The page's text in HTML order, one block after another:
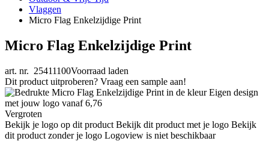
Vlaggen
Micro Flag Enkelzijdige Print
Micro Flag Enkelzijdige Print
art. nr. 25411100Voorraad laden
Dit product uitproberen? Vraag een sample aan!
Vergroten
Bekijk je logo op dit product Bekijk dit product met je logo Bekijk
dit product zonder je logo Logoview is niet beschikbaar